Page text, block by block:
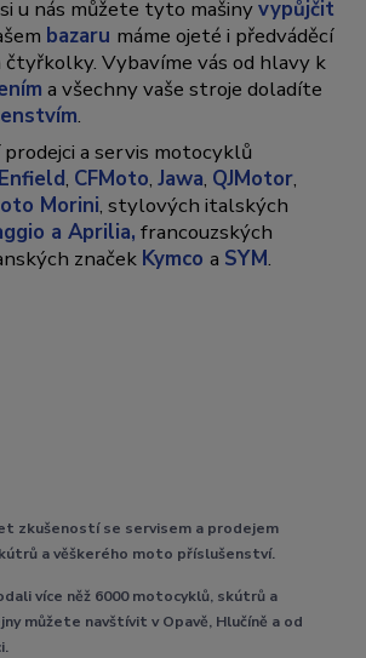
u nás můžete tyto mašinyvypůjčit
bazaru máme ojeté i předváděcí
Vybavíme vás od hlavy k
a všechny vaše stroje doladíte
.
a servis motocyklů
, CFMoto,Jawa, QJMotor,
Morini, stylových italských
a Aprilia, francouzských
značek Kymcoa SYM.
zkušeností se servisem a prodejem
a věškerého moto příslušenství.
více něž 6000 motocyklů, skútrů a
můžete navštívit v Opavě, Hlučíně a od